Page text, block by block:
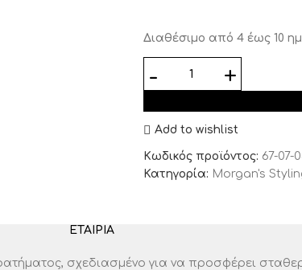
Διαθέσιμο από 4 έως 10
Add to wishlist
Κωδικός προϊόντος: 67-07-
Κατηγορία: Morgan's
ΕΤΑΙΡΊΑ
σχεδιασμένο για να προσφέρει